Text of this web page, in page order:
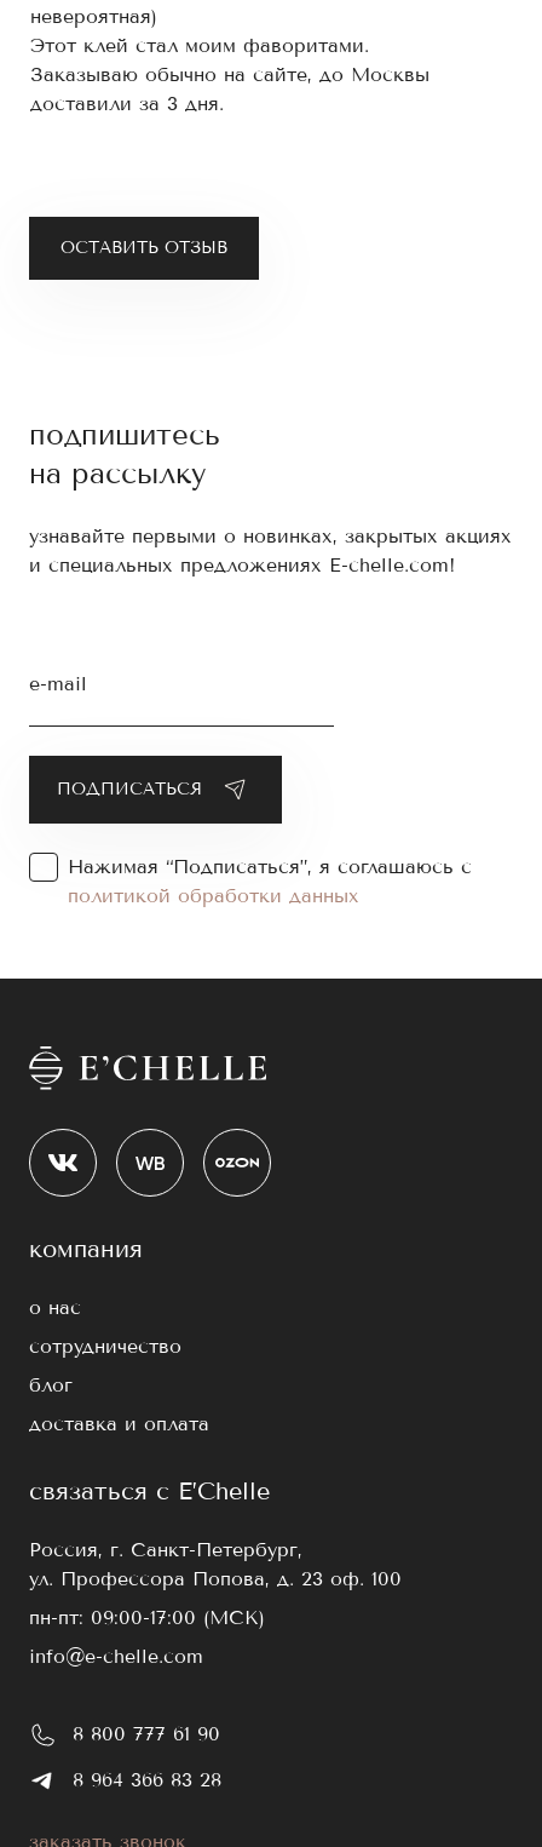
ОСТАВИТЬ ОТЗЫВ
невероятная)
Этот клей стал моим фаворитами.
Заказываю обычно на сайте, до Москвы
доставили за 3 дня.
подпишитесь
на рассылку
узнавайте первыми о новинках, закрытых акциях
и специальных предложениях E-chelle.com!
e-mail
Нажимая “Подписаться”, я соглашаюсь с
политикой обработки данных
компания
о нас
сотрудничество
блог
доставка и оплата
связаться с E’Chelle
Россия, г. Санкт-Петербург,
ул. Профессора Попова, д. 23 оф. 100
пн-пт: 09:00-17:00 (МСК)
info@e-chelle.com
8 800 777 61 90
8 964 366 83 28
заказать звонок